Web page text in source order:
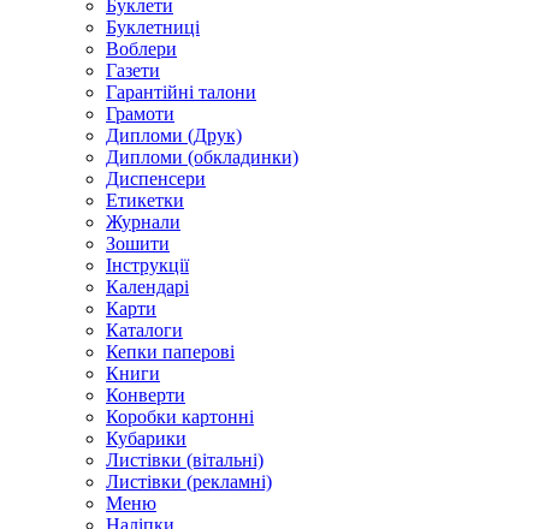
Буклети
Буклетниці
Воблери
Газети
Гарантійні талони
Грамоти
Дипломи (Друк)
Дипломи (обкладинки)
Диспенсери
Етикетки
Журнали
Зошити
Інструкції
Календарі
Карти
Каталоги
Кепки паперові
Книги
Конверти
Коробки картонні
Кубарики
Листівки (вітальні)
Листівки (рекламні)
Меню
Наліпки